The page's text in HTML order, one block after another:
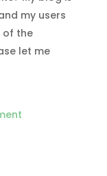
my users
of the
let me